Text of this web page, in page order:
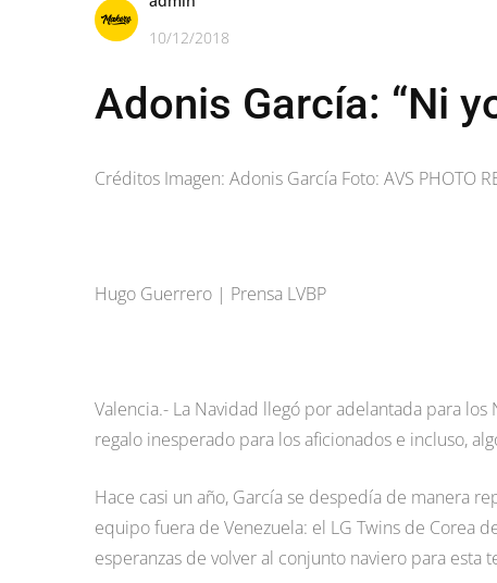
10/12/2018
Adonis García: “Ni
Créditos Imagen: Adonis García Foto: AVS PHOTO
Hugo Guerrero | Prensa LVBP
Valencia.- La Navidad llegó por adelantada para
regalo inesperado para los aficionados e incluso,
Hace casi un año, García se despedía de manera
equipo fuera de Venezuela: el LG Twins de Corea
esperanzas de volver al conjunto naviero para esta